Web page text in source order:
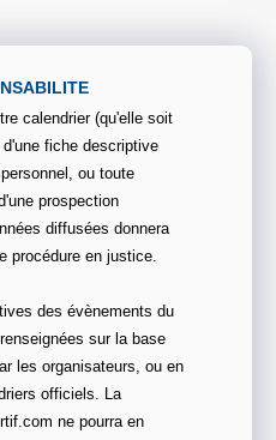
calendrier (qu'elle soit
fiche descriptive
ou toute
prospection
diffusées donnera
procédure en justice.
des évènements du
sur la base
les organisateurs, ou en
officiels. La
ne pourra en